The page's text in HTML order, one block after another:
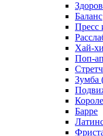
Баланс
Пресс
Хай-
Поп-ап
Зумба
Барре